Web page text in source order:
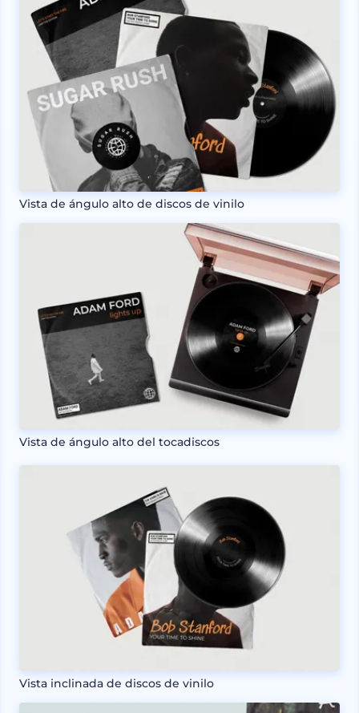
Vista de ángulo alto de discos de vinilo
Vista de ángulo alto del tocadiscos
Vista inclinada de discos de vinilo